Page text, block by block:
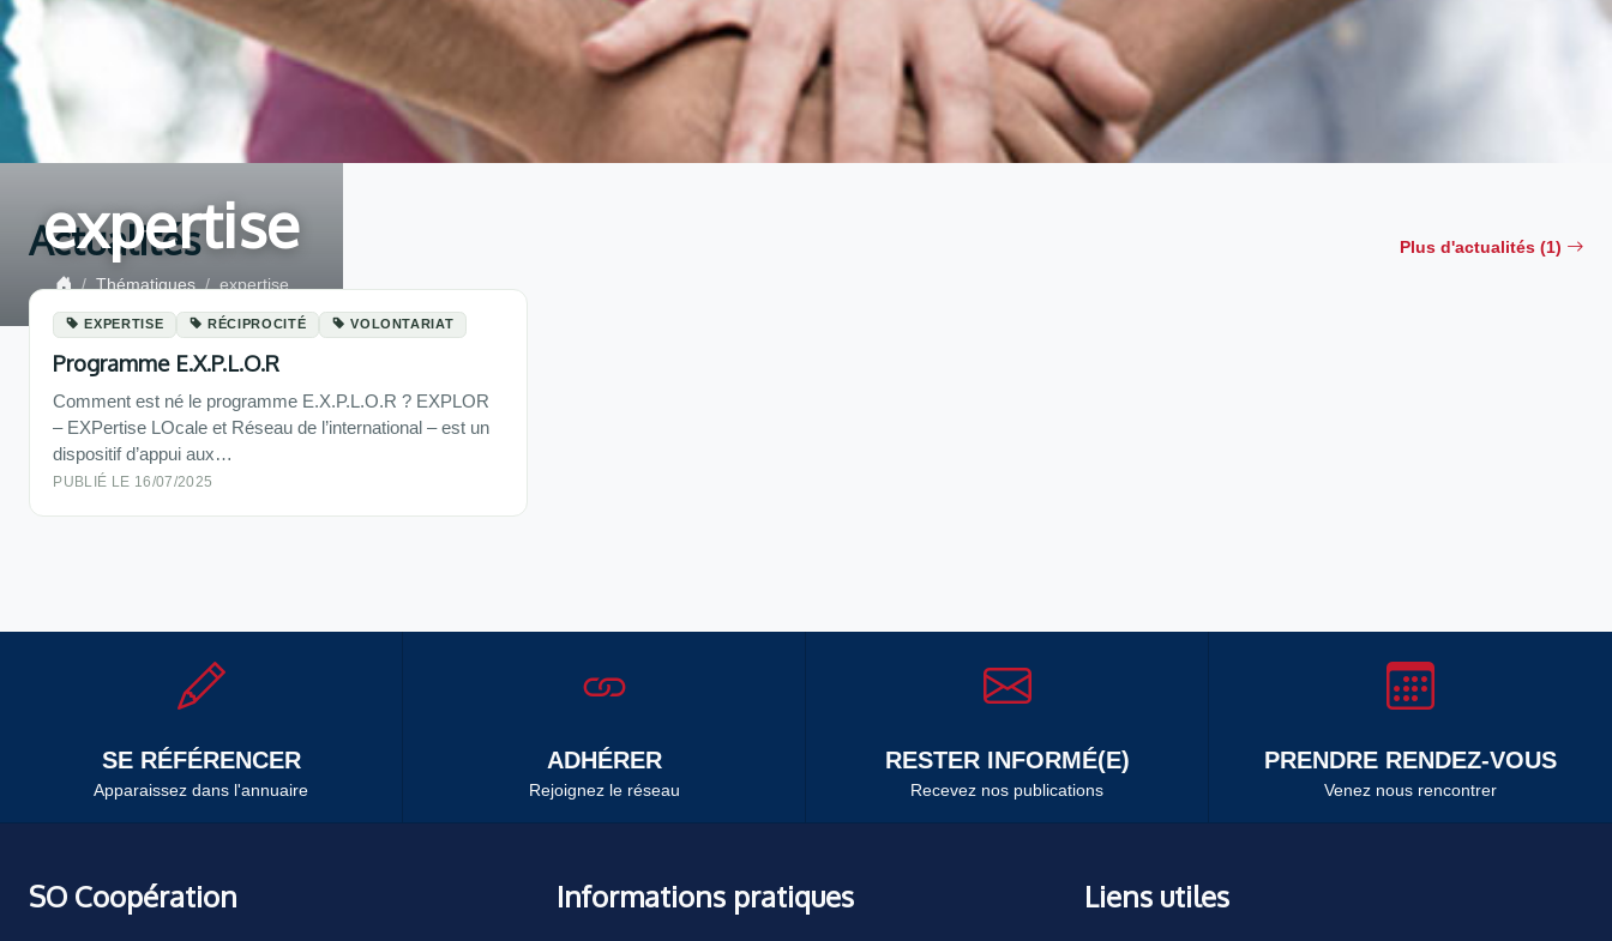
expertise
Thématiques expertise
Actualités Plus d'actualités (1)
EXPERTISE RÉCIPROCITÉ VOLONTARIAT
Programme E.X.P.L.O.R
Comment est né le programme E.X.P.L.O.R ? EXPLOR
– EXPertise LOcale et Réseau de l’international – est un
dispositif d’appui aux…
PUBLIÉ LE 16/07/2025
SE RÉFÉRENCER
Apparaissez dans l'annuaire
ADHÉRER
Rejoignez le réseau
RESTER INFORMÉ(E)
Recevez nos publications
PRENDRE RENDEZ-VOUS
Venez nous rencontrer
SO Coopération Informations pratiques Liens utiles